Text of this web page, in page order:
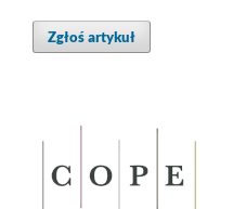
Zgłoś artykuł